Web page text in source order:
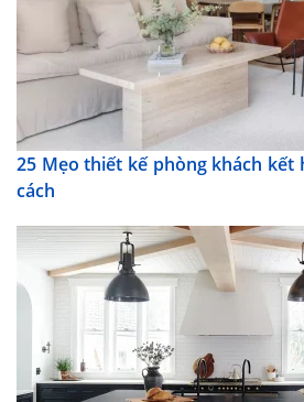
25 Mẹo thiết kế phòng khách kết
cách